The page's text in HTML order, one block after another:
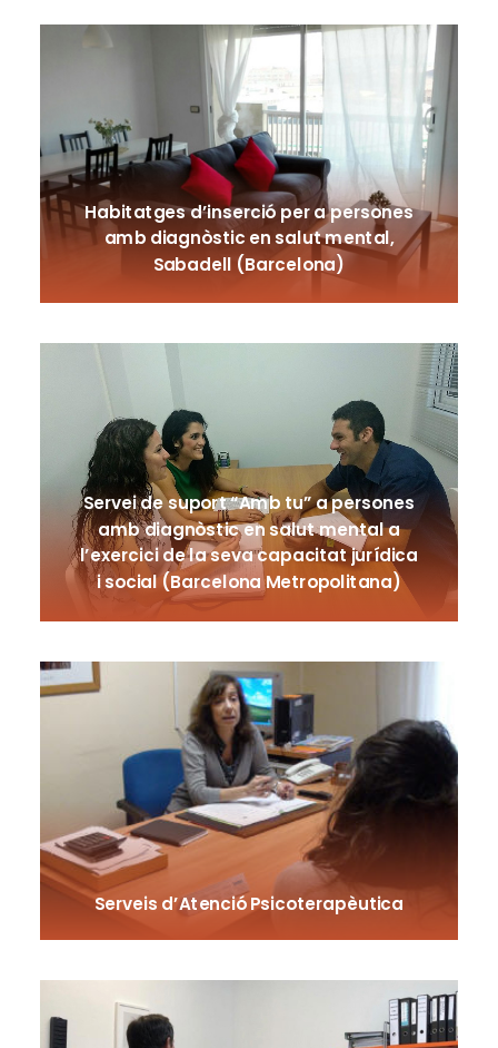
Habitatges d’inserció per a persones
amb diagnòstic en salut mental,
Sabadell (Barcelona)
Servei de suport “Amb tu” a persones
amb diagnòstic en salut mental a
l’exercici de la seva capacitat jurídica
i social (Barcelona Metropolitana)
Serveis d’Atenció Psicoterapèutica